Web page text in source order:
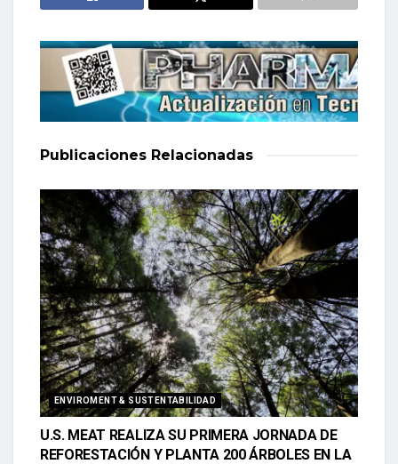
Publicaciones Relacionadas
ENVIROMENT & SUSTENTABILIDAD
U.S. MEAT REALIZA SU PRIMERA JORNADA DE
REFORESTACIÓN Y PLANTA 200 ÁRBOLES EN LA